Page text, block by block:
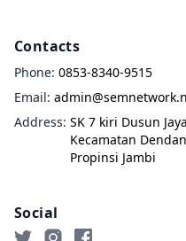
Contacts
Phone: 0853-8340-9515
Email:
Address: SK 7 kiri Dusun
Kecamatan
Propinsi Jambi
Social